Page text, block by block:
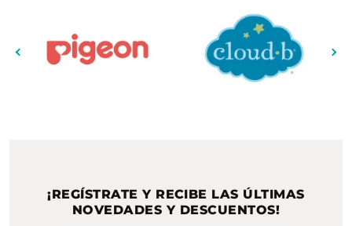
¡REGÍSTRATE Y RECIBE LAS ÚLTIMAS
NOVEDADES Y DESCUENTOS!